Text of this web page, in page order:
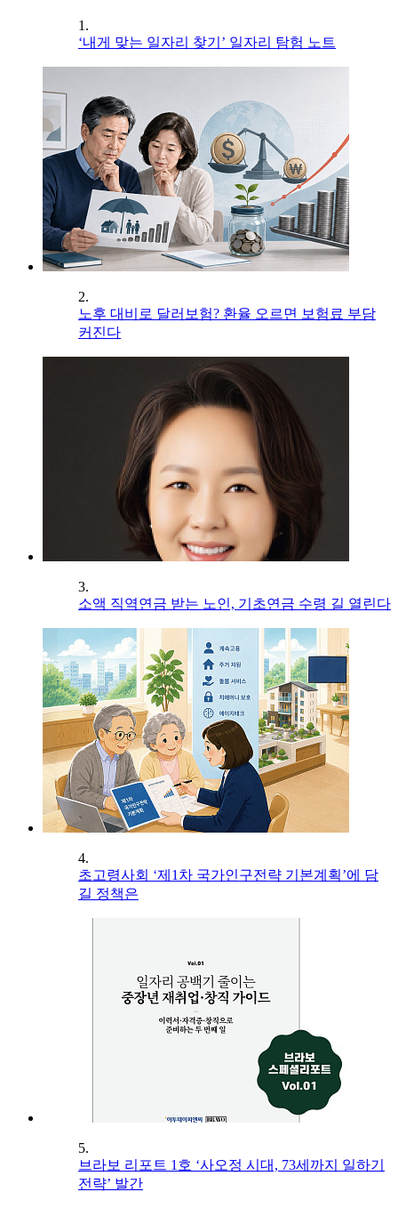
1.
‘내게 맞는 일자리 찾기’ 일자리 탐험 노트
2.
노후 대비로 달러보험? 환율 오르면 보험료 부담
커진다
3.
소액 직역연금 받는 노인, 기초연금 수령 길 열린다
4.
초고령사회 ‘제1차 국가인구전략 기본계획’에 담
길 정책은
5.
브라보 리포트 1호 ‘사오정 시대, 73세까지 일하기
전략’ 발간